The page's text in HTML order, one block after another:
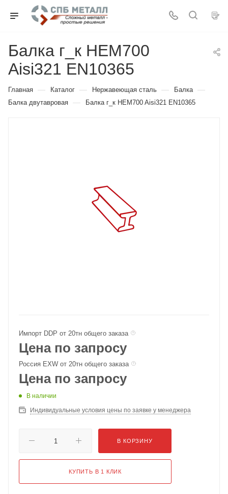
Балка г_к HEM700
Aisi321 EN10365
Главная — Каталог — Нержавеющая сталь — Балка —
Балка двутавровая — Балка г_к HEM700 Aisi321 EN10365
Импорт DDP от 20тн общего заказа
Цена по запросу
Россия EXW от 20тн общего заказа
Цена по запросу
В наличии
Индивидуальные условия цены по заявке у менеджера
В КОРЗИНУ
КУПИТЬ В 1 КЛИК